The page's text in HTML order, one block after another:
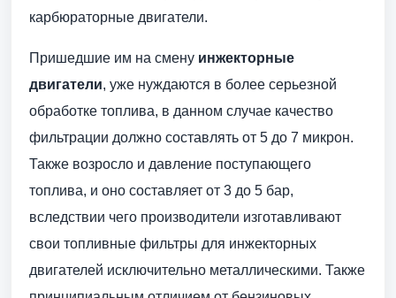
карбюраторные двигатели.
Пришедшие им на смену инжекторные
двигатели, уже нуждаются в более серьезной
обработке топлива, в данном случае качество
фильтрации должно составлять от 5 до 7 микрон.
Также возросло и давление поступающего
топлива, и оно составляет от 3 до 5 бар,
вследствии чего производители изготавливают
свои топливные фильтры для инжекторных
двигателей исключительно металлическими. Также